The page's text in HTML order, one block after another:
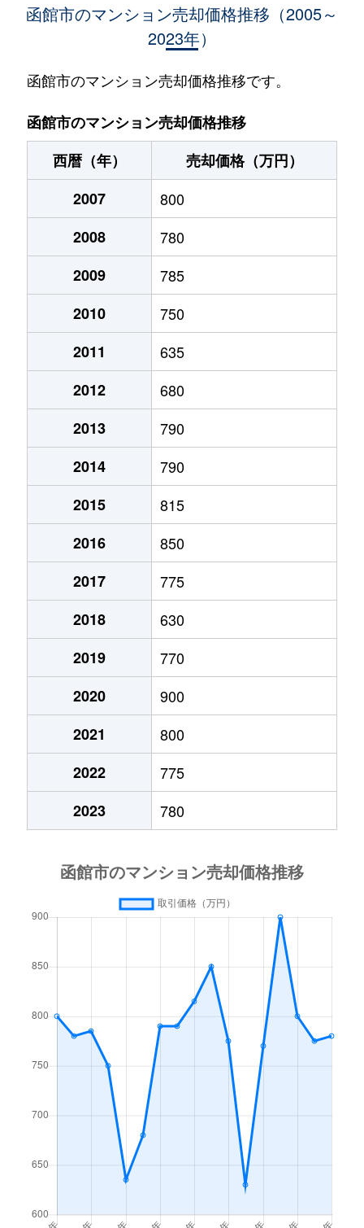
2,400万円 五稜郭
五稜郭町
520万円 五稜郭
末広町
230万円 十字街
末広町
240万円 十字街
千代台町
3,100万円
千代台町
2,400万円
富岡町
1,700万円
富岡町
590万円
1,700万円
深堀町
1,400万円
深堀町
480万円
船見町
2,000万円
弁天町
780万円
1,200万円
750万円
430万円
宮前町
170万円
宮前町
180万円
2,200万円
梁川町
2,200万円
梁川町
2,300万円
五稜郭公園前
3,500万円 函館
湯川町
函館
湯川町
函館
1,700万円 湯の川
530万円 湯の川
520万円 湯の川
湯川町
1,300万円
湯川町
790万円 湯の川 徒歩6
函館市のマンション売却価格推移（2005～
2023年）
函館市のマンション売却価格推移です。
函館市のマンション売却価格推移
西暦（年）
売却価格（万円）
2007
800
2008
780
2009
785
2010
750
2011
635
2012
680
2013
790
2014
790
2015
815
2016
850
2017
775
2018
630
2019
770
2020
900
2021
800
2022
775
2023
780